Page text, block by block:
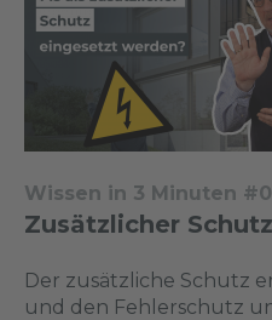
Wissen in 3 Minuten
Zusätzlicher Schutz
Der zusätzliche Schutz
und den Fehlerschutz